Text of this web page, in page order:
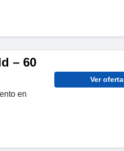
– 60
en
Ver oferta